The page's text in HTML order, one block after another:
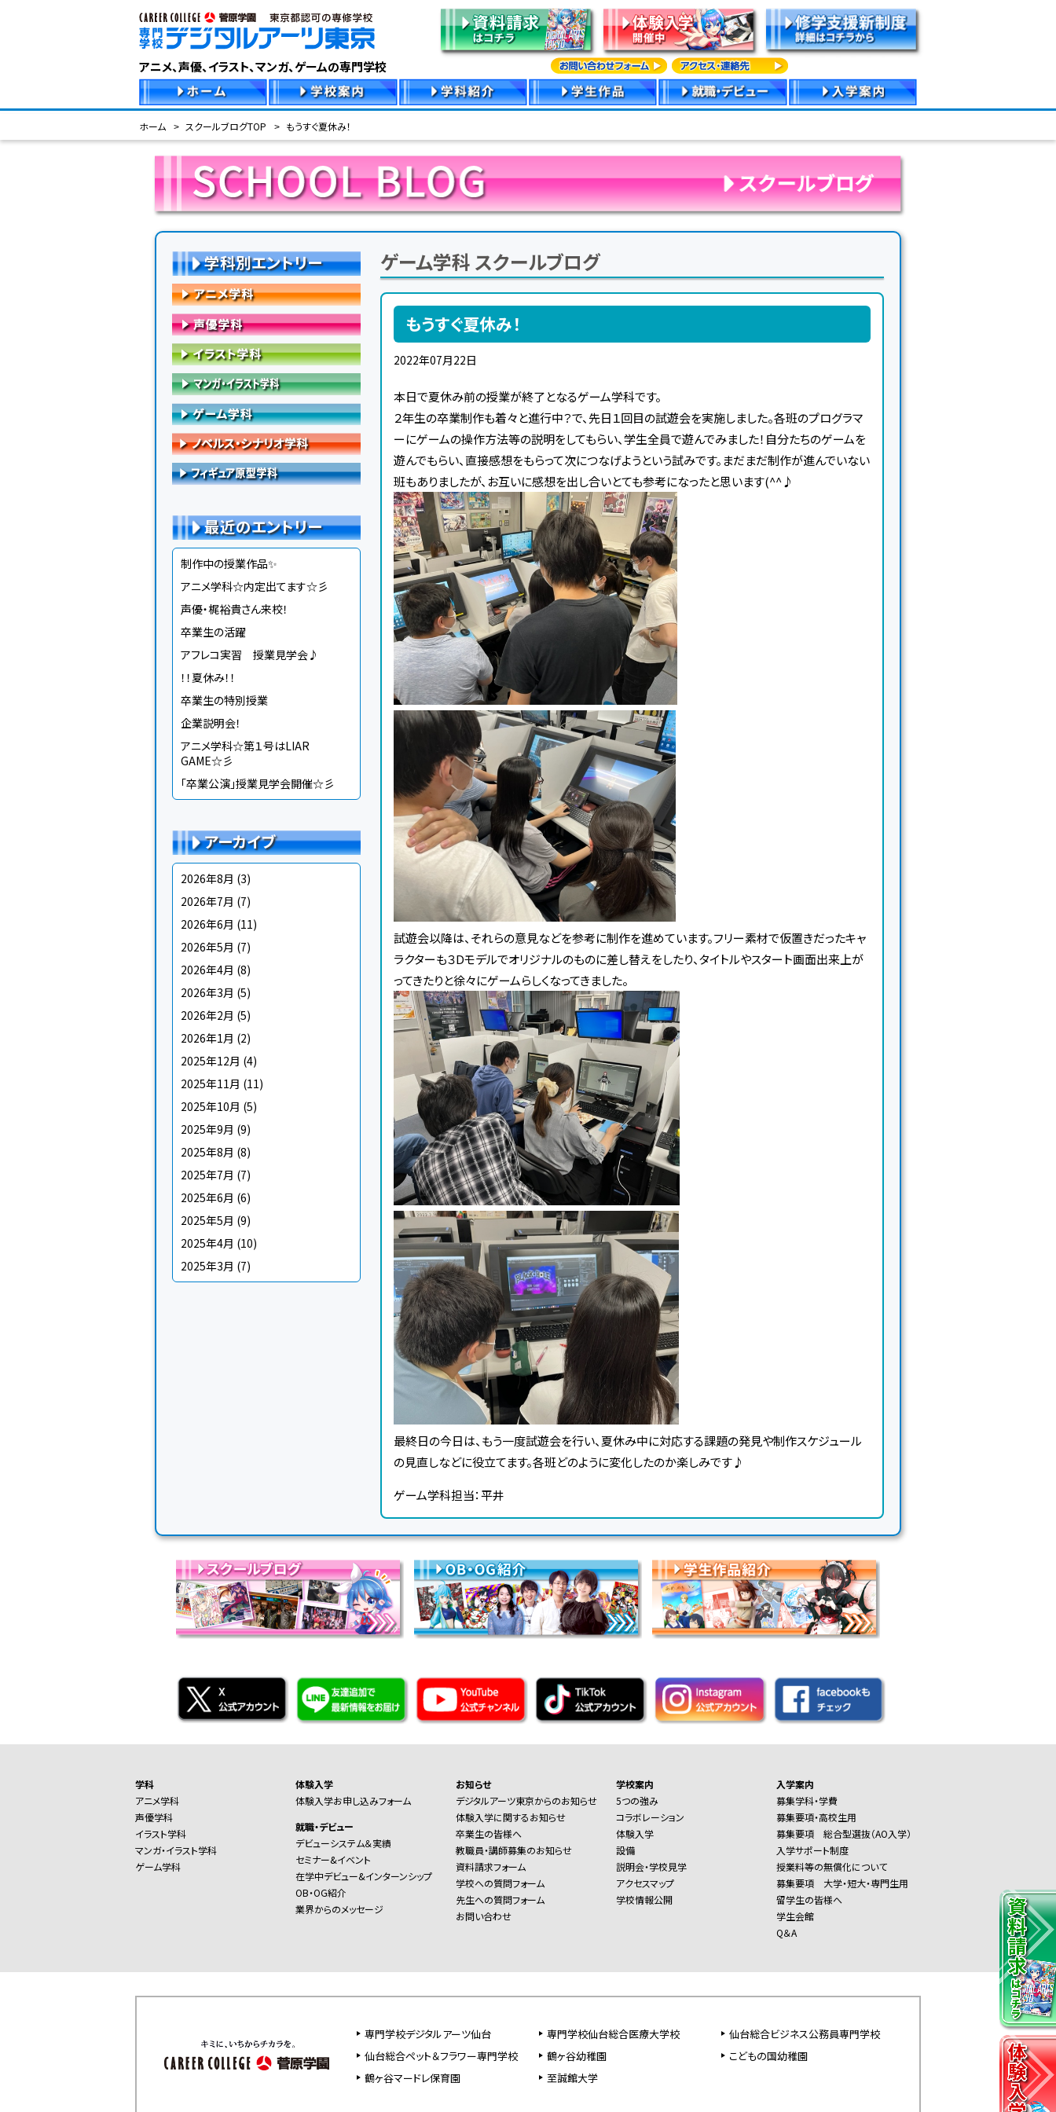
アニメ、声優、イラスト、マンガ、ゲームの専門学校
ホーム スクールブログTOP もうすぐ夏休み！
学科別エントリー
最近のエントリー
制作中の授業作品✨
アニメ学科☆内定出てます☆彡
声優・梶裕貴さん来校！
卒業生の活躍
アフレコ実習 授業見学会♪
！！夏休み！！
卒業生の特別授業
企業説明会！
アニメ学科☆第１号はLIAR
GAME☆彡
「卒業公演」授業見学会開催☆彡
アーカイブ
2026年8月 (3)
2026年7月 (7)
2026年6月 (11)
2026年5月 (7)
2026年4月 (8)
2026年3月 (5)
2026年2月 (5)
2026年1月 (2)
2025年12月 (4)
2025年11月 (11)
2025年10月 (5)
2025年9月 (9)
2025年8月 (8)
2025年7月 (7)
2025年6月 (6)
2025年5月 (9)
2025年4月 (10)
2025年3月 (7)
ゲーム学科 スクールブログ
もうすぐ夏休み！
2022年07月22日
本日で夏休み前の授業が終了となるゲーム学科です。
２年生の卒業制作も着々と進行中？で、先日１回目の試遊会を実施しました。各班のプログラマ
ーにゲームの操作方法等の説明をしてもらい、学生全員で遊んでみました！自分たちのゲームを
遊んでもらい、直接感想をもらって次につなげようという試みです。まだまだ制作が進んでいない
班もありましたが、お互いに感想を出し合いとても参考になったと思います(^^♪
試遊会以降は、それらの意見などを参考に制作を進めています。フリー素材で仮置きだったキャ
ラクターも３Dモデルでオリジナルのものに差し替えをしたり、タイトルやスタート画面出来上が
ってきたりと徐々にゲームらしくなってきました。
最終日の今日は、もう一度試遊会を行い、夏休み中に対応する課題の発見や制作スケジュール
の見直しなどに役立てます。各班どのように変化したのか楽しみです♪
ゲーム学科担当：平井
学科
アニメ学科
声優学科
イラスト学科
マンガ・イラスト学科
ゲーム学科
体験入学
体験入学お申し込みフォーム
就職・デビュー
デビューシステム＆実績
セミナー&イベント
在学中デビュー&インターンシップ
OB・OG紹介
業界からのメッセージ
お知らせ
デジタルアーツ東京からのお知らせ
体験入学に関するお知らせ
卒業生の皆様へ
教職員・講師募集のお知らせ
資料請求フォーム
学校への質問フォーム
先生への質問フォーム
お問い合わせ
学校案内
5つの強み
コラボレーション
体験入学
設備
説明会・学校見学
アクセスマップ
学校情報公開
入学案内
募集学科・学費
募集要項・高校生用
募集要項 総合型選抜（AO入学）
入学サポート制度
授業料等の無償化について
募集要項 大学・短大・専門生用
留学生の皆様へ
学生会館
Q＆A
専門学校デジタルアーツ仙台 専門学校仙台総合医療大学校
仙台総合ビジネス公務員専門学校
仙台総合ペット＆フラワー専門学校
鶴ヶ谷幼稚園
こどもの国幼稚園
鶴ヶ谷マードレ保育園
至誠館大学